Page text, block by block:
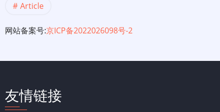
Article
网站备案号:京ICP备2022026098号-2
友情链接